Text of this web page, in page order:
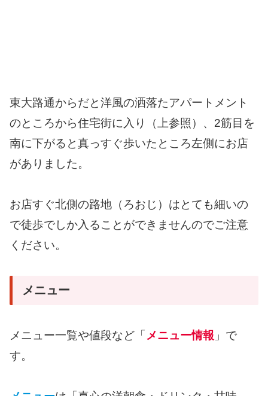
東大路通からだと洋風の洒落たアパートメント
のところから住宅街に入り（上参照）、2筋目を
南に下がると真っすぐ歩いたところ左側にお店
がありました。
お店すぐ北側の路地（ろおじ）はとても細いの
で徒歩でしか入ることができませんのでご注意
ください。
メニュー
メニュー一覧や値段など「 メニュー情報 」で
す。